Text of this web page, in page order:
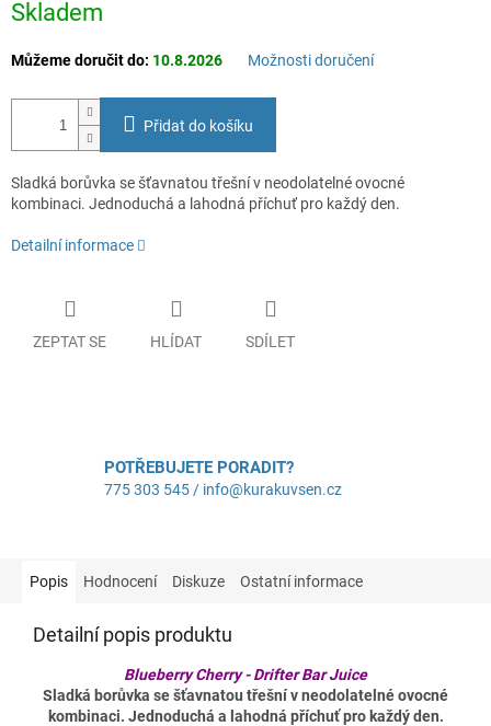
cena:
Skladem
Můžeme doručit do: 10.8.2026 Možnosti doručení
Přidat do košíku
Sladká borůvka se šťavnatou třešní v neodolatelné ovocné
kombinaci. Jednoduchá a lahodná příchuť pro každý den.
Detailní informace
ZEPTAT SE HLÍDAT SDÍLET
POTŘEBUJETE PORADIT?
775 303 545 / info@kurakuvsen.cz
Popis Hodnocení Diskuze Ostatní informace
Detailní popis produktu
Blueberry Cherry - Drifter Bar Juice
Sladká borůvka se šťavnatou třešní v neodolatelné ovocné
kombinaci. Jednoduchá a lahodná příchuť pro každý den.